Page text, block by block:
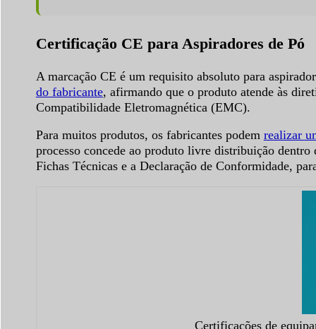
Certificação CE para Aspiradores de Pó
A marcação CE é um requisito absoluto para
do fabricante, afirmando que o produto atende às
Compatibilidade Eletromagnética (EMC).
Para muitos produtos, os fabricantes podem realizar
processo concede ao produto livre distribuição
Fichas Técnicas e a Declaração de Conformidade,
Certificações de